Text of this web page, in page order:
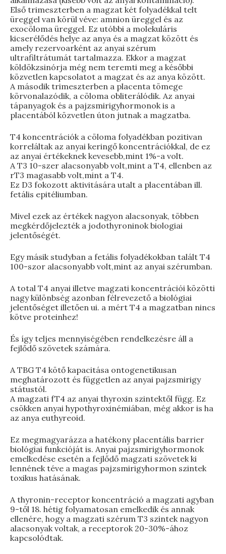
Első trimeszterben a magzat két folyadékkal telt
üreggel van körül véve: amnion üreggel és az
exocöloma üreggel. Ez utóbbi a molekuláris
kicserélődés helye az anya és a magzat között és
amely rezervoarként az anyai szérum
ultrafiltrátumát tartalmazza. Ekkor a magzat
köldökzsinórja még nem teremti meg a későbbi
közvetlen kapcsolatot a magzat és az anya között.
A második trimeszterben a placenta tömege
körvonalazódik, a cöloma obliterálódik. Az anyai
tápanyagok és a pajzsmirigyhormonok is a
placentából közvetlen úton jutnak a magzatba.
T4 koncentrációk a cöloma folyadékban pozitivan
korreláltak az anyai keringő koncentrációkkal, de ez
az anyai értékeknek kevesebb,mint 1%-a volt.
A T3 10-szer alacsonyabb volt,mint a T4, ellenben az
rT3 magasabb volt,mint a T4.
Ez D3 fokozott aktivitására utalt a placentában ill.
fetális epitéliumban.
Mivel ezek az értékek nagyon alacsonyak, többen
megkérdőjelezték a jodothyroninok biologiai
jelentőségét.
Egy másik studyban a fetális folyadékokban talált T4
100-szor alacsonyabb volt,mint az anyai szérumban.
A total T4 anyai illetve magzati koncentrációi közötti
nagy különbség azonban félrevezető a biológiai
jelentőséget illetően ui. a mért T4 a magzatban nincs
kötve proteinhez!
És így teljes mennyiségében rendelkezésre áll a
fejlődő szövetek számára.
A TBG T4 kötő kapacitása ontogenetikusan
meghatározott és független az anyai pajzsmirigy
státustól.
A magzati fT4 az anyai thyroxin szintektől függ. Ez
csökken anyai hypothyroxinémiában, még akkor is ha
az anya euthyreoid.
Ez megmagyarázza a hatékony placentális barrier
biológiai funkcióját is. Anyai pajzsmirigyhormonok
emelkedése esetén a fejlődő magzati szövetek ki
lennének téve a magas pajzsmirigyhormon szintek
toxikus hatásának.
A thyronin-receptor koncentráció a magzati agyban
9-től 18. hétig folyamatosan emelkedik és annak
ellenére, hogy a magzati szérum T3 szintek nagyon
alacsonyak voltak, a receptorok 20-30%-ához
kapcsolódtak.